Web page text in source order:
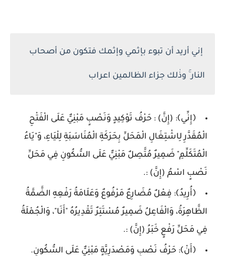
إني أريد أن تبوء بإثمي وإثمك فتكون من أصحاب
النار ۚ وذٰلك جزاء الظالمين اعراب
﴿إِنِّي﴾: (إِنَّ) : حَرْفُ تَوْكِيدٍ وَنَصْبٍ مَبْنِيٌّ عَلَى الْفَتْحِ
الْمُقَدَّرِ لِاشْتِغَالِ الْمَحَلِّ بِحَرَكَةِ الْمُنَاسَبَةِ لِلْيَاءِ، وَ"يَاءُ
الْمُتَكَلِّمِ" ضَمِيرٌ مُتَّصِلٌ مَبْنِيٌّ عَلَى السُّكُونِ فِي مَحَلِّ
نَصْبٍ اسْمُ (إِنَّ) :.
﴿أُرِيدُ﴾: فِعْلٌ مُضَارِعٌ مَرْفُوعٌ وَعَلَامَةُ رَفْعِهِ الضَّمَّةُ
الظَّاهِرَةُ، وَالْفَاعِلُ ضَمِيرٌ مُسْتَتِرٌ تَقْدِيرُهُ "أَنَا"، وَالْجُمْلَةُ
فِي مَحَلِّ رَفْعٍ خَبَرُ (إِنَّ) :.
﴿أَنْ﴾: حَرْفُ نَصْبٍ وَمَصْدَرِيَّةٍ مَبْنِيٌّ عَلَى السُّكُونِ.